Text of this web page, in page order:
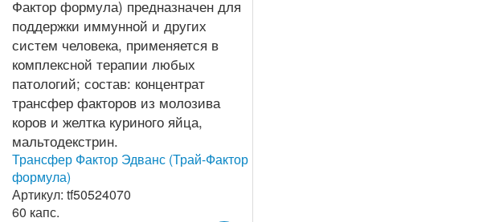
Трансфер Фактор Эдванс (Трай-Фактор
формула)
Артикул: tf50524070
60 капс.